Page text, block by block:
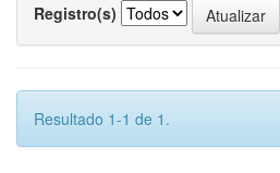
Registro(s)
Resultado 1-1 de 1.